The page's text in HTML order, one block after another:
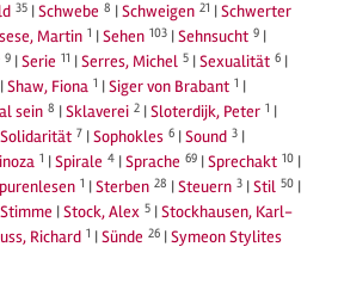
35 |Schwebe 8 |Schweigen 21 |Schwerter
Martin 1 |Sehen 103 |Sehnsucht 9 |
9 |Serie 11 |Serres, Michel 5 |Sexualität 6 |
|Shaw, Fiona 1 |Siger von Brabant 1 |
sein 8 |Sklaverei 2 |Sloterdijk, Peter 1 |
Solidarität 7 |Sophokles 6 |Sound 3 |
1 |Spirale 4 |Sprache 69 |Sprechakt 10 |
1 |Sterben 28 |Steuern 3 |Stil 50 |
|Stock, Alex 5 |Stockhausen, Karl-
Richard 1 |Sünde 26 |Symeon Stylites